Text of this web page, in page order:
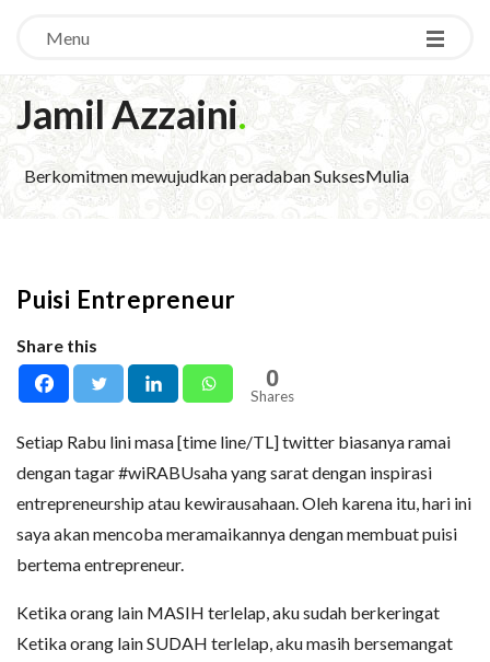
Menu
Jamil Azzaini.
Berkomitmen mewujudkan peradaban SuksesMulia
Puisi Entrepreneur
Share this
0
Shares
Setiap Rabu lini masa [time line/TL] twitter biasanya ramai
dengan tagar #wiRABUsaha yang sarat dengan inspirasi
entrepreneurship atau kewirausahaan. Oleh karena itu, hari ini
saya akan mencoba meramaikannya dengan membuat puisi
bertema entrepreneur.
Ketika orang lain MASIH terlelap, aku sudah berkeringat
Ketika orang lain SUDAH terlelap, aku masih bersemangat